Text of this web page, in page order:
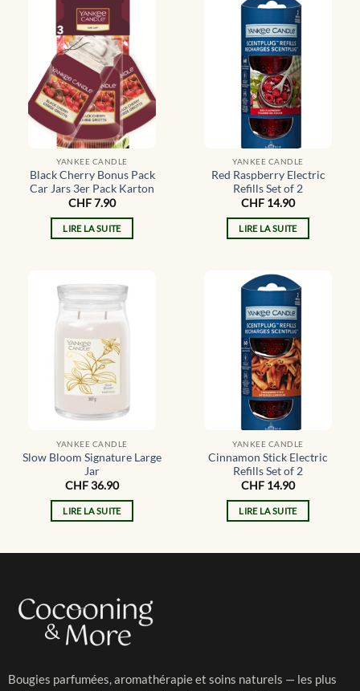
YANKEE CANDLE
Black Cherry Bonus Pack
Car Jars 3er Pack Karton
CHF7.90
LIRE LA SUITE
YANKEE CANDLE
Red Raspberry Electric
Refills Set of 2
CHF 14.90
LIRE LA SUITE
YANKEE CANDLE
Slow Bloom Signature Large
Jar
CHF36.90
LIRE LA SUITE
YANKEE CANDLE
Cinnamon Stick Electric
Refills Set of 2
CHF 14.90
LIRE LA SUITE
Bougies parfumées, aromathérapie et soins naturels — les plus